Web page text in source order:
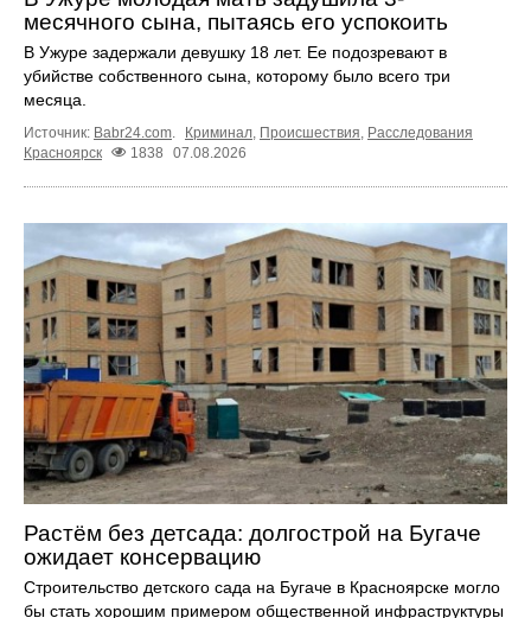
месячного сына, пытаясь его успокоить
В Ужуре задержали девушку 18 лет. Ее подозревают в
убийстве собственного сына, которому было всего три
месяца.
Источник: Babr24.com. Криминал, Происшествия, Расследования
Красноярск
1838 07.08.2026
Растём без детсада: долгострой на Бугаче
ожидает консервацию
Строительство детского сада на Бугаче в Красноярске могло
бы стать хорошим примером общественной инфраструктуры